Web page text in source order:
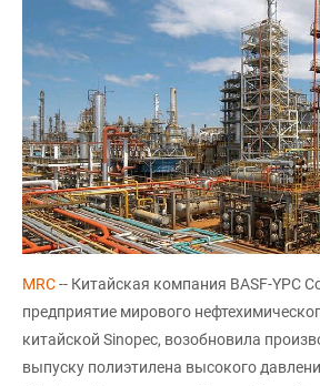
MRC-- Китайская компания BASF-YPC
предприятие мирового
китайской Sinopec, возобновила
выпуску полиэтилена высокого